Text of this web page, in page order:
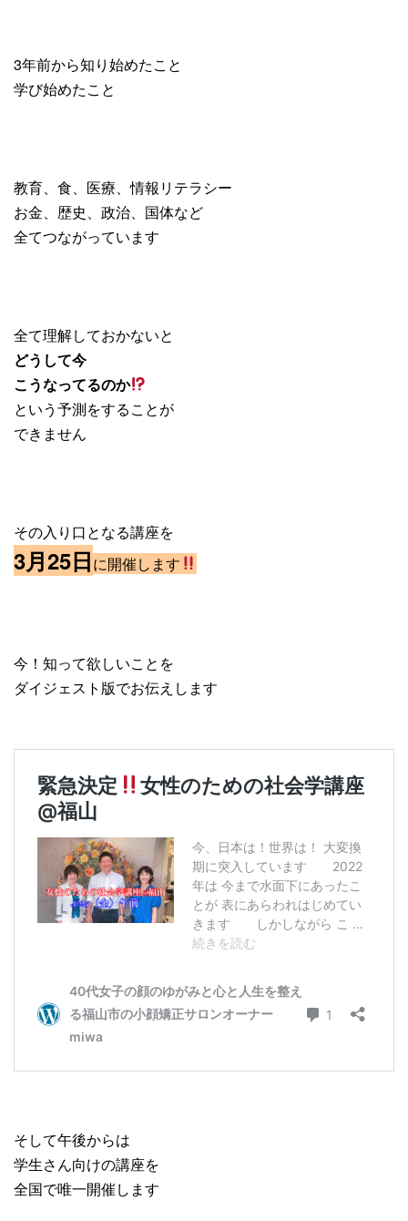
3年前から知り始めたこと
学び始めたこと
教育、食、医療、情報リテラシー
お金、歴史、政治、国体など
全てつながっています
全て理解しておかないと
どうして今
こうなってるのか
という予測をすることが
できません
その入り口となる講座を
3月25日に開催します
今！知って欲しいことを
ダイジェスト版でお伝えします
そして午後からは
学生さん向けの講座を
全国で唯一開催します